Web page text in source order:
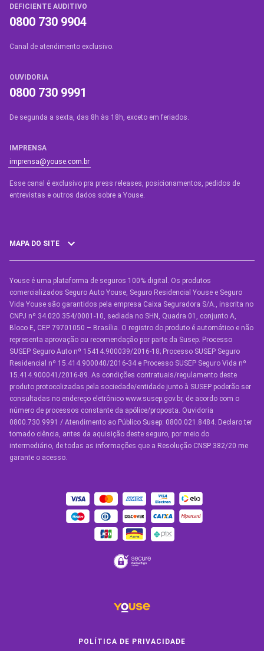
DEFICIENTE AUDITIVO
0800 730 9904
Canal de atendimento exclusivo.
OUVIDORIA
0800 730 9991
De segunda a sexta, das 8h às 18h, exceto em feriados.
IMPRENSA
imprensa@youse.com.br
Esse canal é exclusivo pra press releases, posicionamentos, pedidos de
entrevistas e outros dados sobre a Youse.​
MAPA DO SITE
SEGUROS
Seguro Auto
Seguro Auto para Terceiros
Seguro por Marcas de Carro
Seguro Residencial
Seguro de Vida
Manual de Assistências
Condições Gerais
OUTROS SERVIÇOS
Youse é uma plataforma de seguros 100% digital. Os produtos
comercializados Seguro Auto Youse, Seguro Residencial Youse e Seguro
Vida Youse são garantidos pela empresa Caixa Seguradora S/A., inscrita no
CNPJ nº 34.020.354/0001-10, sediada no SHN, Quadra 01, conjunto A,
Bloco E, CEP 79701050 – Brasília. O registro do produto é automático e não
representa aprovação ou recomendação por parte da Susep. Processo
SUSEP Seguro Auto nº 15414.900039/2016-18; Processo SUSEP Seguro
Residencial nº 15.414.900040/2016-34 e Processo SUSEP Seguro Vida nº
15.414.900041/2016-89. As condições contratuais/regulamento deste
produto protocolizadas pela sociedade/entidade junto à SUSEP poderão ser
consultadas no endereço eletrônico www.susep.gov.br, de acordo com o
número de processos constante da apólice/proposta. Ouvidoria
0800.730.9991 / Atendimento ao Público Susep: 0800.021.8484. Declaro ter
tomado ciência, antes da aquisição deste seguro, por meio do
intermediário, de todas as informações que a Resolução CNSP 382/20 me
garante o acesso.
POLÍTICA DE PRIVACIDADE